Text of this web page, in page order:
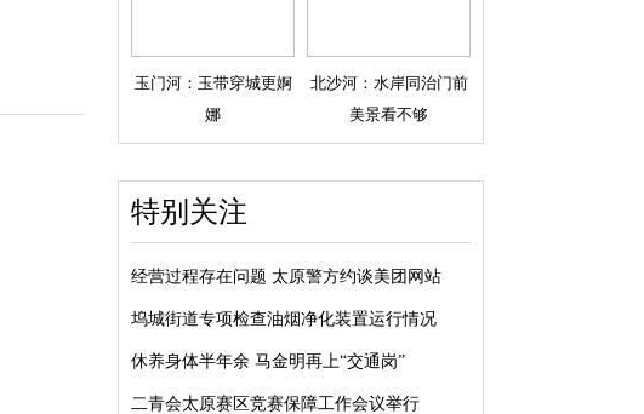
玉门河：玉带穿城更婀
娜
北沙河：水岸同治门前
美景看不够
特别关注
经营过程存在问题 太原警方约谈美团网站
坞城街道专项检查油烟净化装置运行情况
休养身体半年余 马金明再上“交通岗”
二青会太原赛区竞赛保障工作会议举行